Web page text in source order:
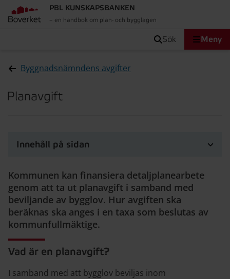
PBL KUNSKAPSBANKEN
– en handbok om plan- och bygglagen
sök Meny
Byggnadsnämndens avgifter
Planavgift
Innehåll på sidan
Kommunen kan finansiera detaljplanearbete
genom att ta ut planavgift i samband med
beviljande av bygglov. Hur avgiften ska
beräknas ska anges i en taxa som beslutas av
kommunfullmäktige.
Vad är en planavgift?
I samband med att bygglov beviljas inom